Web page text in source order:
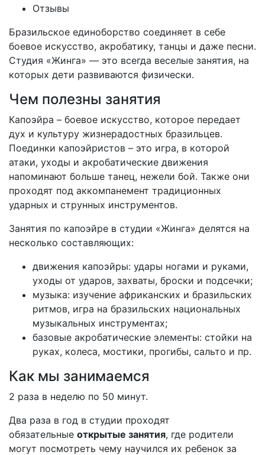
Отзывы
Бразильское единоборство соединяет в себе
боевое искусство, акробатику, танцы и даже песни.
Студия «Жинга» — это всегда веселые занятия, на
которых дети развиваются физически.
Чем полезны занятия
Капоэйра – боевое искусство, которое передает
дух и культуру жизнерадостных бразильцев.
Поединки капоэйристов – это игра, в которой
атаки, уходы и акробатические движения
напоминают больше танец, нежели бой. Также они
проходят под аккомпанемент традиционных
ударных и струнных инструментов.
Занятия по капоэйре в студии «Жинга» делятся на
несколько составляющих:
движения капоэйры: удары ногами и руками,
уходы от ударов, захваты, броски и подсечки;
музыка: изучение африканских и бразильских
ритмов, игра на бразильских национальных
музыкальных инструментах;
базовые акробатические элементы: стойки на
руках, колеса, мостики, прогибы, сальто и пр.
Как мы занимаемся
2 раза в неделю по 50 минут.
Два раза в год в студии проходят
обязательные открытые занятия, где родители
могут посмотреть чему научился их ребенок за